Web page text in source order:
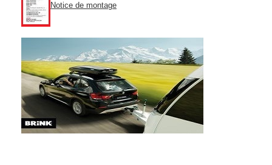
Notice de montage